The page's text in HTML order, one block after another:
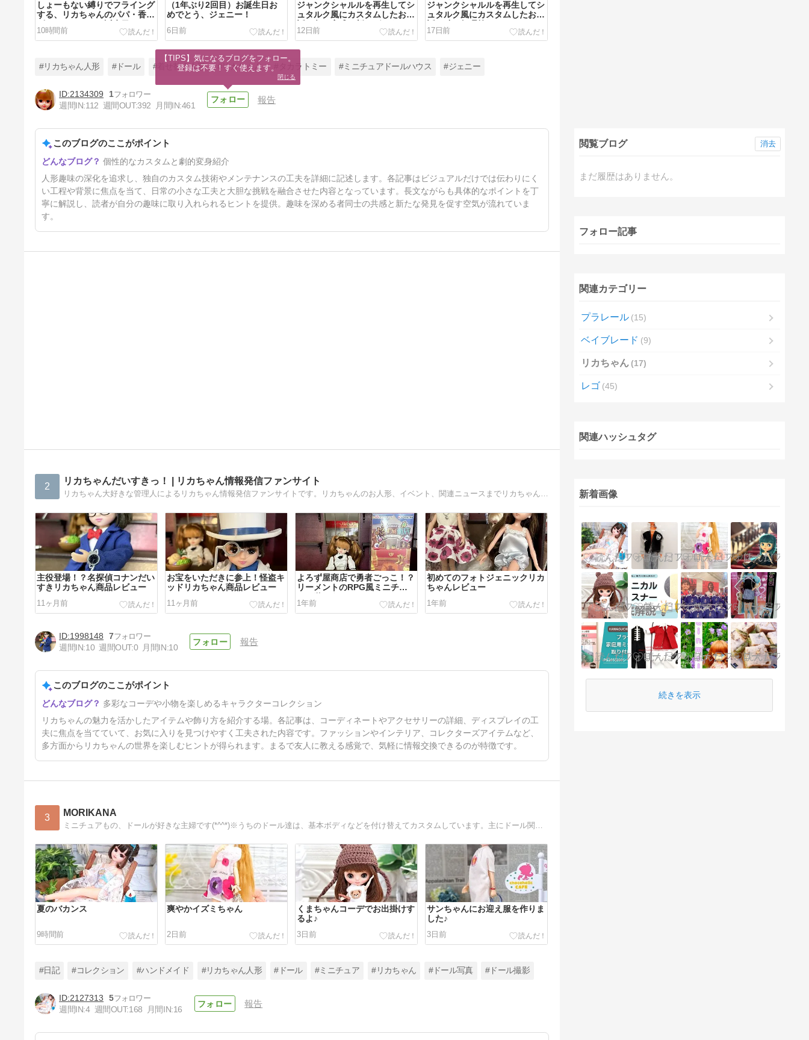
しょーもない縛りでフライング
する、リカちゃんのパパ・香山
ピエールさんのお誕生日。
10時間前
（1年ぶり2回目）お誕生日お
めでとう、ジェニー！
6日前
ジャンクシャルルを再生してシ
ュタルク風にカスタムしたお
話。急・完成！新・ゲッター1
乱入で困惑の衣装編
12日前
ジャンクシャルルを再生してシ
ュタルク風にカスタムしたお
話。破・無理筋のアイペイント
とヘアセット編
17日前
ュタルク風にカスタムしたお
話。序・地獄の植毛とお湯パー
マ編
22日前
#リカちゃん人形 #ドール #着せ替え人形 #リカちゃん #タカラトミー #ミニチュアドールハウス #ジェニー
2134309
1
週間IN:112 週間OUT:392 月間IN:461
報告
このブログのここがポイント
個性的なカスタムと劇的変身紹介
人形趣味の深化を追求し、独自のカスタム技術やメンテナンスの工夫を詳細に記述します。各記事はビジュアルだけでは伝わりにく
い工程や背景に焦点を当て、日常の小さな工夫と大胆な挑戦を融合させた内容となっています。長文ながらも具体的なポイントを丁
寧に解説し、読者が自分の趣味に取り入れられるヒントを提供。趣味を深める者同士の共感と新たな発見を促す空気が流れていま
す。
2 リカちゃんだいすきっ！ | リカちゃん情報発信ファンサイト
リカちゃん大好きな管理人によるリカちゃん情報発信ファンサイトです。リカちゃんのお人形、イベント、関連ニュースまでリカちゃんの情報を何でも発信していきます。
主役登場！？名探偵コナンだい
すきリカちゃん商品レビュー
11ヶ月前
お宝をいただきに参上！怪盗キ
ッドリカちゃん商品レビュー
11ヶ月前
よろず屋商店で勇者ごっこ！？
リーメントのRPG風ミニチュ
アで遊ぼう
1年前
初めてのフォトジェニックリカ
ちゃんレビュー
1年前
リカちゃんにぴったり！ムーラ
ンの剣ブックマーカー活用術✨
1年前
1998148
7
週間IN:10 週間OUT:0 月間IN:10
報告
このブログのここがポイント
多彩なコーデや小物を楽しめるキャラクターコレクション
リカちゃんの魅力を活かしたアイテムや飾り方を紹介する場。各記事は、コーディネートやアクセサリーの詳細、ディスプレイの工
夫に焦点を当てていて、お気に入りを見つけやすく工夫された内容です。ファッションやインテリア、コレクターズアイテムなど、
多方面からリカちゃんの世界を楽しむヒントが得られます。まるで友人に教える感覚で、気軽に情報交換できるのが特徴です。
3 MORIKANA
夏のバカンス
9時間前
爽やかイズミちゃん
2日前
くまちゃんコーデでお出掛けす
るよ♪
3日前
サンちゃんにお迎え服を作りま
した♪
3日前
#日記 #コレクション #ハンドメイド #リカちゃん人形 #ドール #ミニチュア #リカちゃん #ドール写真 #ドール撮影
2127313
5
週間IN:4 週間OUT:168 月間IN:16
報告
閲覧ブログ
まだ履歴はありません。
消去
フォロー記事
関連カテゴリー
プラレール 15
ベイブレード 9
リカちゃん 17
レゴ 45
関連ハッシュタグ
新着画像
続きを表示
【TIPS】気になるブログをフォロー。
登録は不要！すぐ使えます。
閉じる